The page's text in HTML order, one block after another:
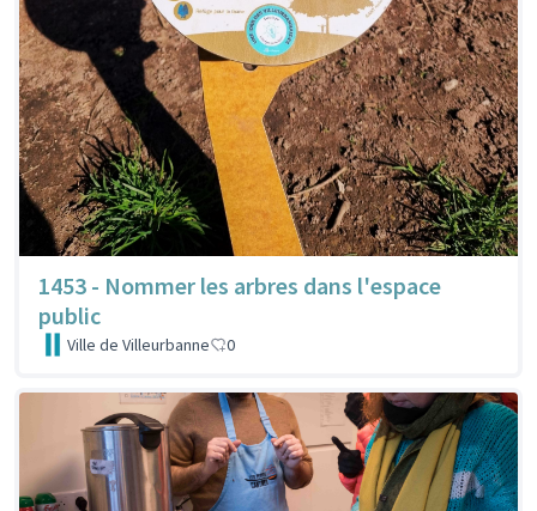
1453 - Nommer les arbres dans l'espace
public
Ville de Villeurbanne 0